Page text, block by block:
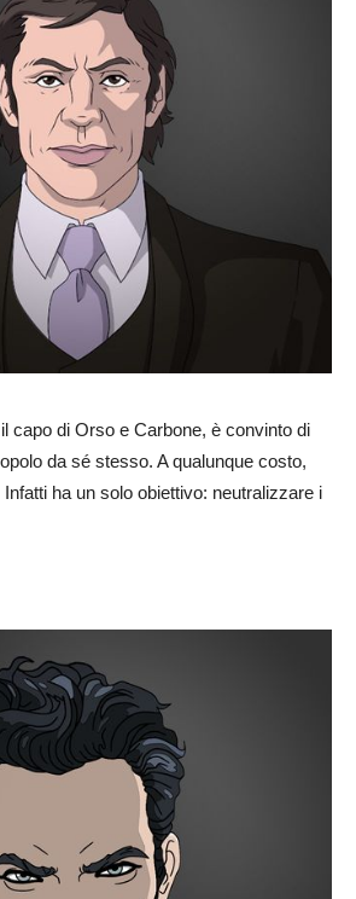
capo di Orso e Carbone, è convinto di
da sé stesso. A qualunque costo,
Infatti ha un solo obiettivo: neutralizzare i